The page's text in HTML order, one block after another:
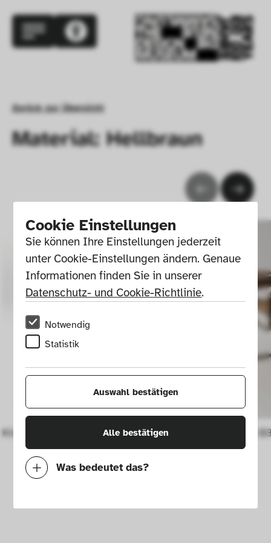
Cookie Einstellungen
Sie können Ihre Einstellungen jederzeit
unter Cookie-Einstellungen ändern. Genaue
Informationen finden Sie in unserer
Datenschutz- und Cookie-Richtlinie.
Notwendig
Statistik
Auswahl bestätigen
Alle bestätigen
Was bedeutet das?
Mit diesen Cookies können wir durch
Zurück zur Übersicht
Material: Hellbraun
Kinderspeisestuhl Nr. 1 Clubsessel